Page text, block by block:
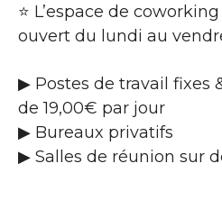
⭐ L’espace de
ouvert du lundi au
▶ Postes de travail fixes
de 19,00€ par jour
▶ Bureaux privatifs
▶ Salles de réunion sur